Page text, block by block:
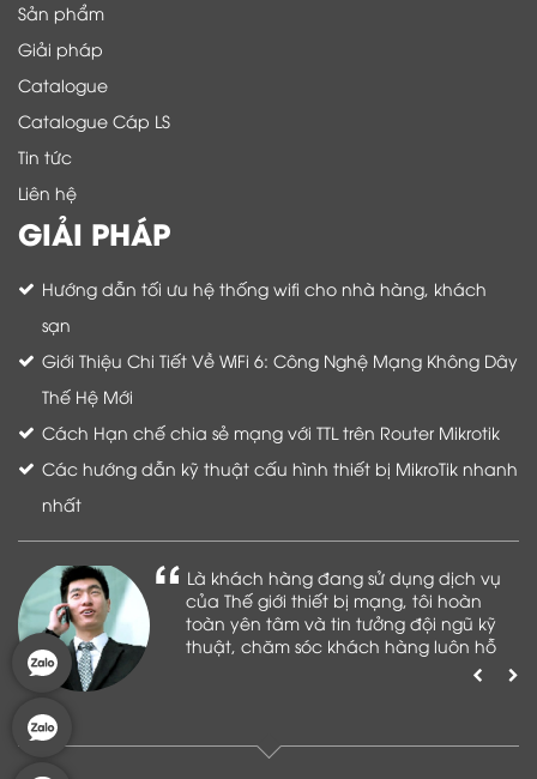
Sản phẩm
Giải pháp
Catalogue
Catalogue Cáp LS
Tin tức
Liên hệ
GIẢI PHÁP
Hướng dẫn tối ưu hệ thống wifi cho nhà hàng, khách
sạn
Giới Thiệu Chi Tiết Về WiFi 6: Công Nghệ Mạng Không Dây
Thế Hệ Mới
Cách Hạn chế chia sẻ mạng với TTL trên Router Mikrotik
Các hướng dẫn kỹ thuật cấu hình thiết bị MikroTik nhanh
nhất
Là khách hàng đang sử dụng dịch vụ
của Thế giới thiết bị mạng, tôi hoàn
toàn yên tâm và tin tưởng đội ngũ kỹ
thuật, chăm sóc khách hàng luôn hỗ